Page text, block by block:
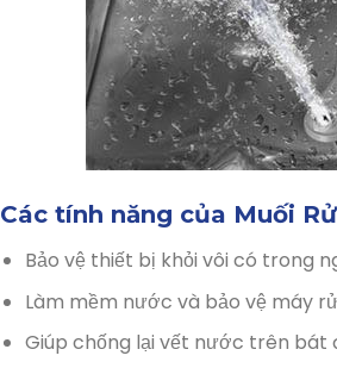
Các tính năng của Muối
Bảo vệ thiết bị khỏi vôi có trong
Làm mềm nước và bảo vệ máy
Giúp chống lại vết nước trên bát